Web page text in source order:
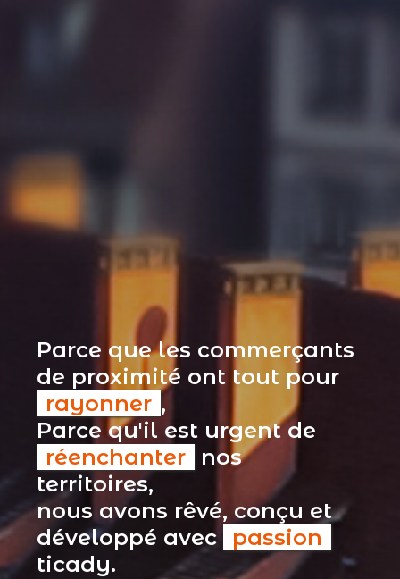
Parce que les commerçants
de proximité ont tout pour
rayonner ,
Parce qu'il est urgent de
réenchanter
nos
territoires,
nous avons rêvé, conçu et
développé avec passion
ticady.